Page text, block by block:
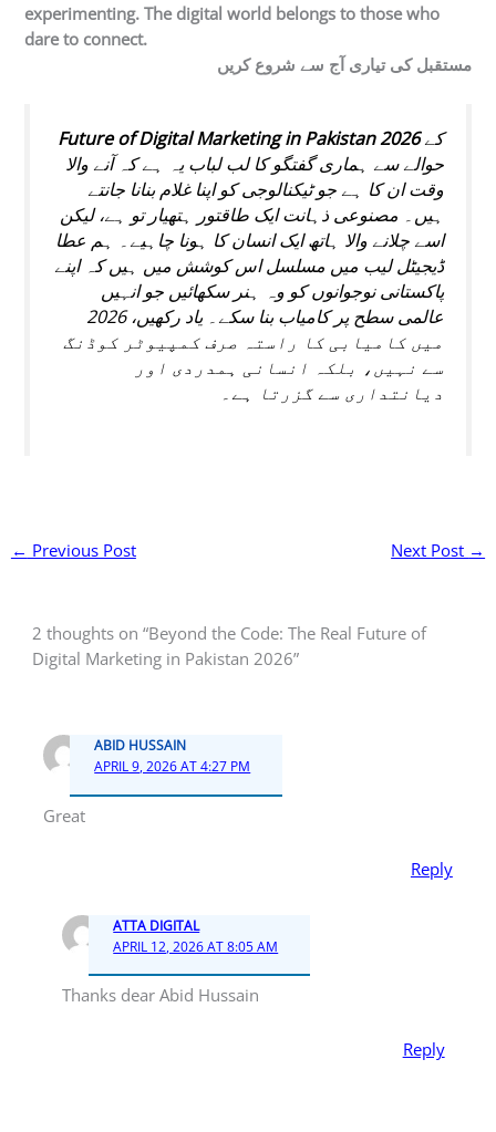
experimenting. The digital world belongs to those who
dare to connect.
مستقبل کی تیاری آج سے شروع کریں
Future of Digital Marketing in Pakistan 2026کے
حوالے سے ہماری گفتگو کا لب لباب یہ ہے کہ آنے والا
وقت ان کا ہے جو ٹیکنالوجی کو اپنا غلام بنانا جانتے
ہیں۔ مصنوعی ذہانت ایک طاقتور ہتھیار تو ہے، لیکن
اسے چلانے والا ہاتھ ایک انسان کا ہونا چاہیے۔ ہم عطا
ڈیجیٹل لیب میں مسلسل اس کوشش میں ہیں کہ اپنے
پاکستانی نوجوانوں کو وہ ہنر سکھائیں جو انہیں
عالمی سطح پر کامیاب بنا سکے۔ یاد رکھیں، 2026
میں کامیابی کا راستہ صرف کمپیوٹر کوڈنگ
سے نہیں، بلکہ انسانی ہمدردی اور
دیانتداری سے گزرتا ہے۔
← Previous Post Next Post →
2 thoughts on “Beyond the Code: The Real Future of
Digital Marketing in Pakistan 2026”
ABID HUSSAIN
APRIL 9, 2026 AT 4:27 PM
Great
Reply
ATTA DIGITAL
APRIL 12, 2026 AT 8:05 AM
Thanks dear Abid Hussain
Reply